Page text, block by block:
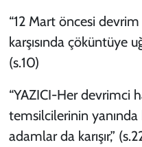
“12 Mart öncesi
karşısında çöküntüye
(s.10)
“YAZICI-Her devrimci
temsilcilerinin
adamlar da karışır,”